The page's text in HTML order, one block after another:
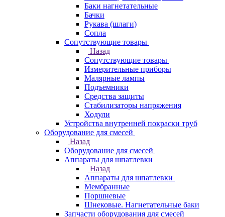
Баки нагнетательные
Бачки
Рукава (шлаги)
Сопла
Сопутствующие товары
Назад
Сопутствующие товары
Измерительные приборы
Малярные лампы
Подъемники
Средства защиты
Стабилизаторы напряжения
Ходули
Устройства внутренней покраски труб
Оборудование для смесей
Назад
Оборудование для смесей
Аппараты для шпатлевки
Назад
Аппараты для шпатлевки
Мембранные
Поршневые
Шнековые. Нагнетательные баки
Запчасти оборудования для смесей